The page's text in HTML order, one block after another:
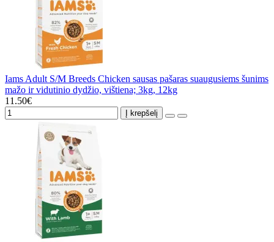
Iams Adult S/M Breeds Chicken sausas pašaras suaugusiems šunims
mažo ir vidutinio dydžio, vištiena; 3kg, 12kg
11.50€
Į krepšelį